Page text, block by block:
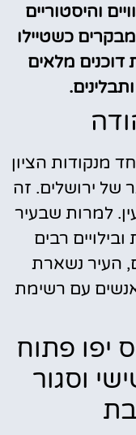
והיסטוריים
כשטיילו
דוכנים מלאים
מנקודות הציון
של ירושלים. זה
למרות שבעיר
רבים
העיר נשארת
עם רשימת
יפו פתוח
וסגור